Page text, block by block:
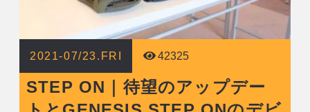
2021-07/23.FRI 42325
STEP ON｜待望のアップデー